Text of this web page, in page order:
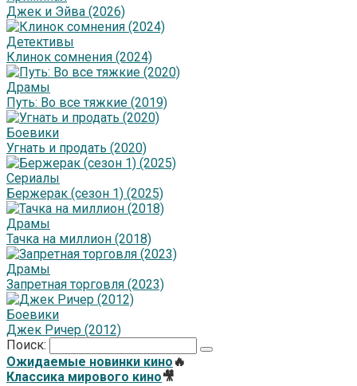
Джек и Эйва (2026)
Детективы
Клинок сомнения (2024)
Драмы
Путь: Во все тяжкие (2019)
Боевики
Угнать и продать (2020)
Сериалы
Бержерак (сезон 1) (2025)
Драмы
Тачка на миллион (2018)
Драмы
Запретная торговля (2023)
Боевики
Джек Ричер (2012)
Поиск:
Ожидаемые новинки кино 🔥
Классика мирового кино🎥